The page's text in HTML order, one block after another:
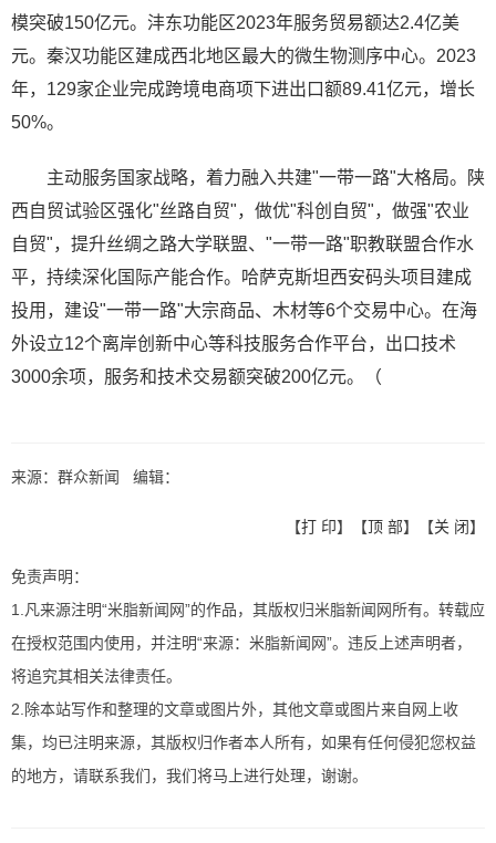
模突破150亿元。沣东功能区2023年服务贸易额达2.4亿美
元。秦汉功能区建成西北地区最大的微生物测序中心。2023
年，129家企业完成跨境电商项下进出口额89.41亿元，增长
50%。
主动服务国家战略，着力融入共建"一带一路"大格局。陕
西自贸试验区强化"丝路自贸"，做优"科创自贸"，做强"农业
自贸"，提升丝绸之路大学联盟、"一带一路"职教联盟合作水
平，持续深化国际产能合作。哈萨克斯坦西安码头项目建成
投用，建设"一带一路"大宗商品、木材等6个交易中心。在海
外设立12个离岸创新中心等科技服务合作平台，出口技术
3000余项，服务和技术交易额突破200亿元。（
来源：群众新闻 编辑：
【打 印】【顶 部】【关 闭】
免责声明：
1.凡来源注明“米脂新闻网”的作品，其版权归米脂新闻网所有。转载应
在授权范围内使用，并注明“来源：米脂新闻网”。违反上述声明者，
将追究其相关法律责任。
2.除本站写作和整理的文章或图片外，其他文章或图片来自网上收
集，均已注明来源，其版权归作者本人所有，如果有任何侵犯您权益
的地方，请联系我们，我们将马上进行处理，谢谢。